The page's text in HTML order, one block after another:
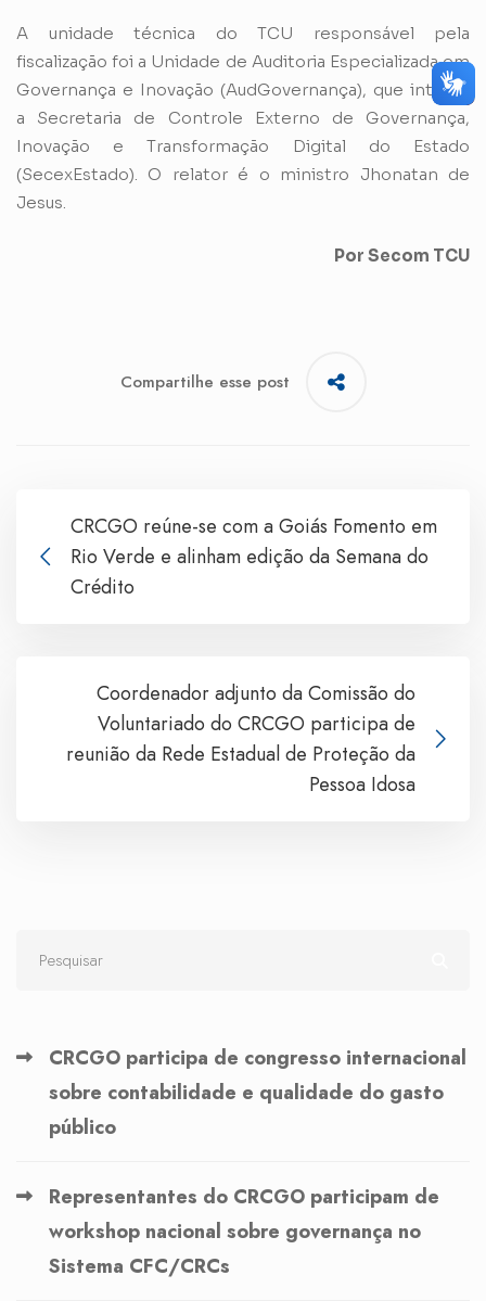
A unidade técnica do TCU responsável pela
fiscalização foi a Unidade de Auditoria Especializada em
Governança e Inovação (AudGovernança), que integra
a Secretaria de Controle Externo de Governança,
Inovação e Transformação Digital do Estado
(SecexEstado). O relator é o ministro Jhonatan de
Jesus.
Por Secom TCU
Compartilhe esse post
CRCGO reúne-se com a Goiás Fomento em
Rio Verde e alinham edição da Semana do
Crédito
Coordenador adjunto da Comissão do
Voluntariado do CRCGO participa de
reunião da Rede Estadual de Proteção da
Pessoa Idosa
CRCGO participa de congresso internacional
sobre contabilidade e qualidade do gasto
público
Representantes do CRCGO participam de
workshop nacional sobre governança no
Sistema CFC/CRCs